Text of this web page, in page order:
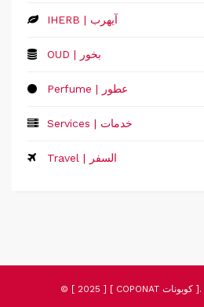
IHERB | آيهرب
OUD | بخور
Perfume | عطور
Services | خدمات
Travel | السفر